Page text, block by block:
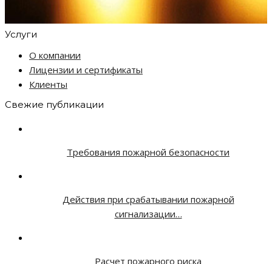
Услуги
О компании
Лицензии и сертификаты
Клиенты
Свежие публикации
Требования пожарной безопасности
Действия при срабатывании пожарной
сигнализации…
Расчет пожарного риска